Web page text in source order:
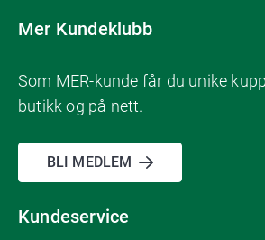
Mer Kundeklubb
Som MER-kunde får du unike
butikk og på nett.
BLI MEDLEM
Kundeservice